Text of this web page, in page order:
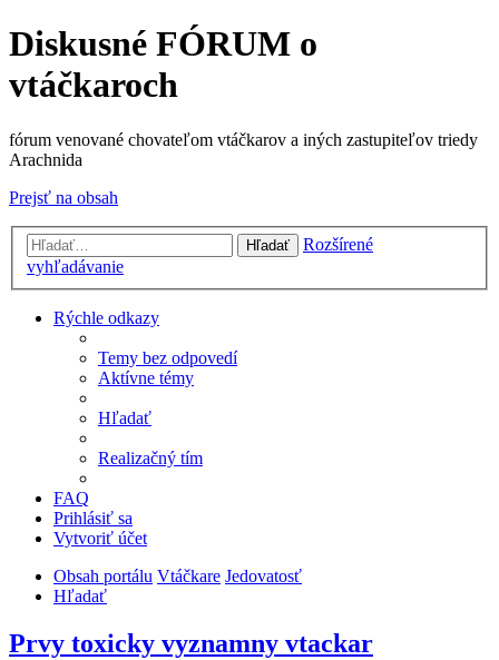
Diskusné FÓRUM o
vtáčkaroch
fórum venované chovateľom vtáčkarov a iných zastupiteľov triedy
Arachnida
Prejsť na obsah
Hľadať
Rozšírené
vyhľadávanie
Rýchle odkazy
Temy bez odpovedí
Aktívne témy
Hľadať
Realizačný tím
FAQ
Prihlásiť sa
Vytvoriť účet
Obsah portálu Vtáčkare Jedovatosť
Hľadať
Prvy toxicky vyznamny vtackar